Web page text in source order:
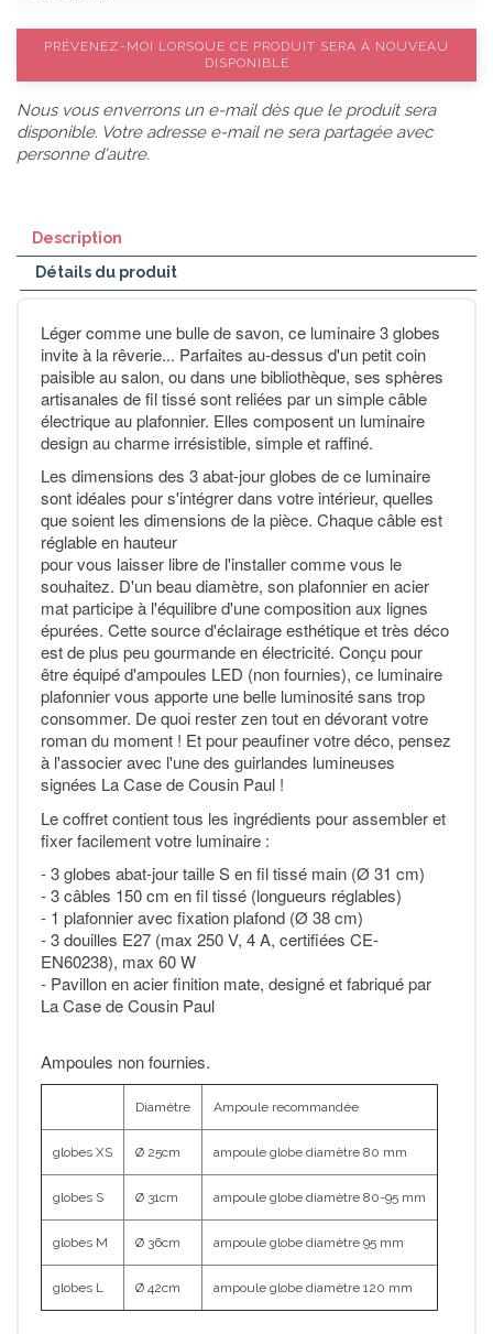
PRÉVENEZ-MOI LORSQUE CE PRODUIT SERA À NOUVEAU
DISPONIBLE
Nous vous enverrons un e-mail dès que le produit sera
disponible. Votre adresse e-mail ne sera partagée avec
personne d'autre.
Description
Détails du produit
Léger comme une bulle de savon, ce luminaire 3 globes
invite à la rêverie... Parfaites au-dessus d'un petit coin
paisible au salon, ou dans une bibliothèque, ses sphères
artisanales de fil tissé sont reliées par un simple câble
électrique au plafonnier. Elles composent un luminaire
design au charme irrésistible, simple et raffiné.
Les dimensions des 3 abat-jour globes de ce luminaire
sont idéales pour s'intégrer dans votre intérieur, quelles
que soient les dimensions de la pièce. Chaque câble est
réglable en hauteur
pour vous laisser libre de l'installer comme vous le
souhaitez. D'un beau diamètre, son plafonnier en acier
mat participe à l'équilibre d'une composition aux lignes
épurées. Cette source d'éclairage esthétique et très déco
est de plus peu gourmande en électricité. Conçu pour
être équipé d'ampoules LED (non fournies), ce luminaire
plafonnier vous apporte une belle luminosité sans trop
consommer. De quoi rester zen tout en dévorant votre
roman du moment ! Et pour peaufiner votre déco, pensez
à l'associer avec l'une des guirlandes lumineuses
signées La Case de Cousin Paul !
Le coffret contient tous les ingrédients pour assembler et
fixer facilement votre luminaire :
- 3 globes abat-jour taille S en fil tissé main (Ø 31 cm)
- 3 câbles 150 cm en fil tissé (longueurs réglables)
- 1 plafonnier avec fixation plafond (Ø 38 cm)
- 3 douilles E27 (max 250 V, 4 A, certifiées CE-
EN60238), max 60 W
- Pavillon en acier finition mate, designé et fabriqué par
La Case de Cousin Paul
Ampoules non fournies.
Diamètre Ampoule recommandée
globes XS Ø 25cm ampoule globe diamètre 80 mm
globes S Ø 31cm ampoule globe diamètre 80-95 mm
globes M Ø 36cm ampoule globe diamètre 95 mm
globes L Ø 42cm ampoule globe diamètre 120 mm